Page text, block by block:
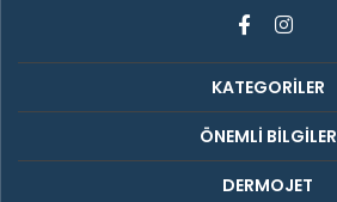
KATEGORİLER
ÖNEMLİ BİLGİLER
DERMOJET